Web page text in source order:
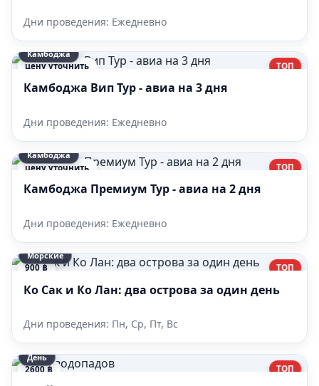
Дни проведения: Ежедневно
цену уточнить ТОП
Камбоджа
Камбоджа Вип Тур - авиа на 3 дня
Дни проведения: Ежедневно
цену уточнить ТОП
Камбоджа
Камбоджа Премиум Тур - авиа на 2 дня
Дни проведения: Ежедневно
900 ฿ ТОП
Морские
Ко Сак и Ко Лан: два острова за один день
Дни проведения: Пн, Ср, Пт, Вс
2600 ฿ ТОП
День